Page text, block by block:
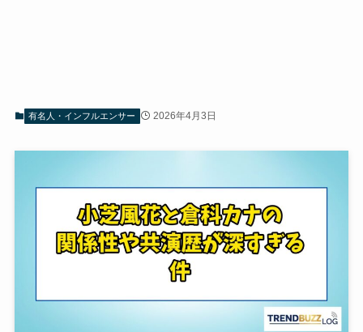
有名人・インフルエンサー 2026年4月3日